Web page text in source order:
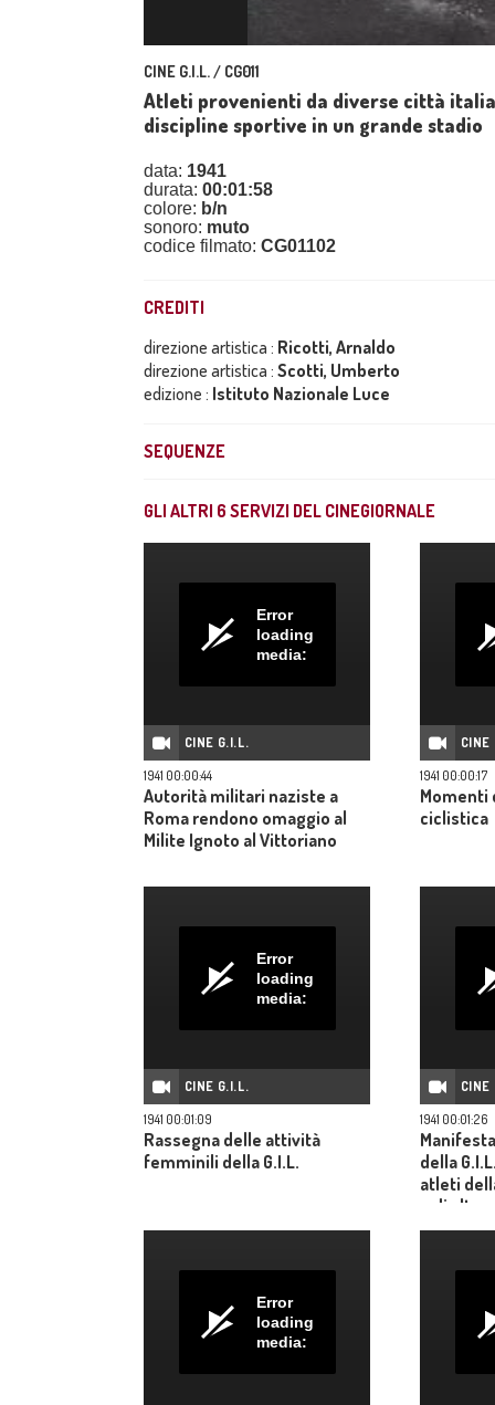
CINE G.I.L. / CG011
Atleti provenienti da diverse città
discipline sportive in un grande stadio
data: 1941
durata: 00:01:58
colore: b/n
sonoro: muto
codice filmato: CG01102
CREDITI
direzione artistica : Ricotti, Arnaldo
direzione artistica : Scotti, Umberto
edizione : Istituto Nazionale Luce
SEQUENZE
GLI ALTRI 6 SERVIZI DEL CINEGIORNALE
Error
loading
media:
CINE G.I.L.
1941 00:00:44
Autorità militari naziste a
Roma rendono omaggio al
Milite Ignoto al Vittoriano
CINE
1941 00:00:17
Momenti
ciclistica
Error
loading
media:
CINE G.I.L.
1941 00:01:09
Rassegna delle attività
femminili della G.I.L.
CINE
1941 00:01:26
della
atleti
e di
Error
loading
media: